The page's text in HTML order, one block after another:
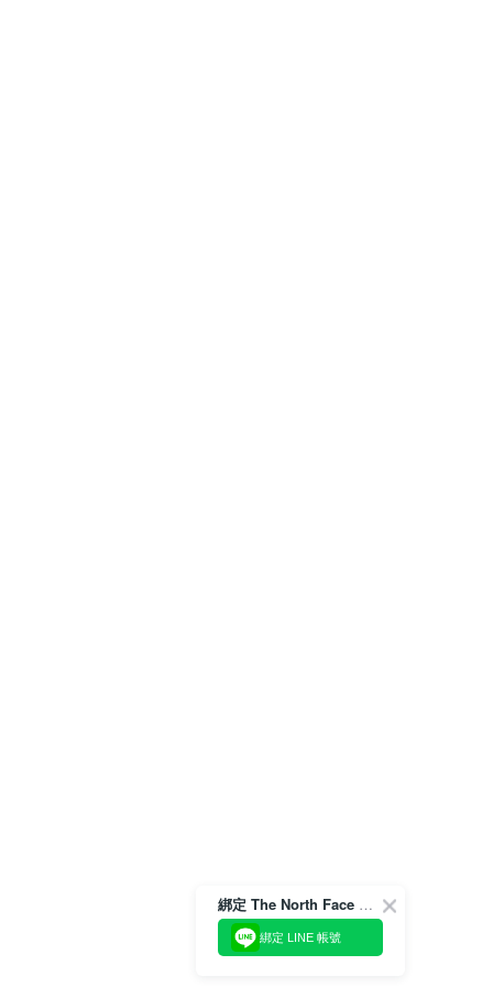
綁定 The North Face 官方會員
綁定 LINE 帳號